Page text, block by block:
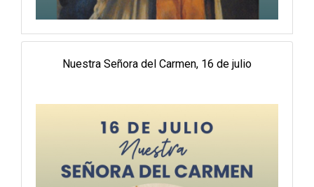
Nuestra Señora del Carmen, 16 de julio